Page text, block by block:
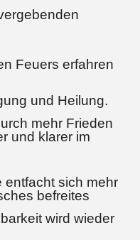
Feuers erfahren
und Heilung.
mehr Frieden
und klarer im
entfacht sich mehr
befreites
wird wieder